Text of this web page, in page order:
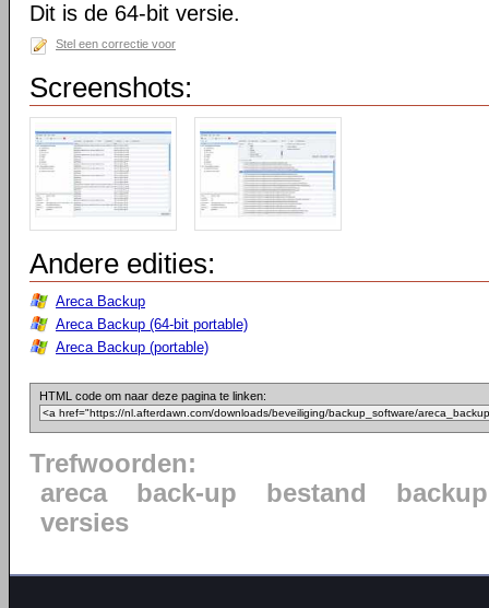
Dit is de 64-bit versie.
Stel een correctie voor
Screenshots:
Andere edities:
Areca Backup
Areca Backup (64-bit portable)
Areca Backup (portable)
HTML code om naar deze pagina te linken:
Trefwoorden:
areca
back-up bestand
backup
versies